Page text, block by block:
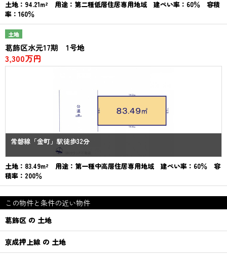
土地：94.21m² 用途：第二種低層住居専用地域 建ぺい率：60％ 容積
率：160％
土地
葛飾区水元17期 1号地
3,300万円
常磐線「金町」駅徒歩32分
土地：83.49m² 用途：第一種中高層住居専用地域 建ぺい率：60％ 容
積率：200％
この物件と条件の近い物件
葛飾区 の 土地
京成押上線 の 土地